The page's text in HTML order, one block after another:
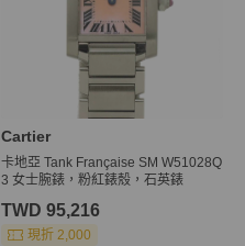
Cartier
卡地亞 Tank Française SM W51028Q
3 女士腕錶，粉紅錶殼，石英錶
TWD 95,216
現折 2,000